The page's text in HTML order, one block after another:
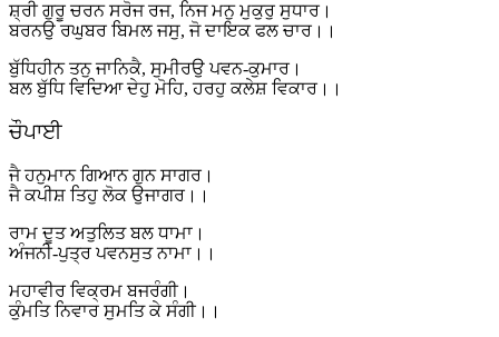
ਸ਼੍ਰੀ ਗੁਰੂ ਚਰਨ ਸਰੋਜ ਰਜ, ਨਿਜ ਮਨੁ ਮੁਕੁਰੁ ਸੁਧਾਰ।
ਬਰਨਉ ਰਘੁਬਰ ਬਿਮਲ ਜਸੁ, ਜੋ ਦਾਇਕ ਫਲ ਚਾਰ।।
ਬੁੱਧਿਹੀਨ ਤਨੁ ਜਾਨਿਕੈ, ਸੁਮੀਰਉ ਪਵਨ-ਕੁਮਾਰ।
ਬਲ ਬੁੱਧਿ ਵਿਦਿਆ ਦੇਹੁ ਮੋਹਿ, ਹਰਹੁ ਕਲੇਸ਼ ਵਿਕਾਰ।।
ਚੌਪਾਈ
ਜੈ ਹਨੁਮਾਨ ਗਿਆਨ ਗੁਨ ਸਾਗਰ।
ਜੈ ਕਪੀਸ਼ ਤਿਹੁ ਲੋਕ ਉਜਾਗਰ।।
ਰਾਮ ਦੂਤ ਅਤੁਲਿਤ ਬਲ ਧਾਮਾ।
ਅੰਜਨੀ-ਪੁਤ੍ਰ ਪਵਨਸੁਤ ਨਾਮਾ।।
ਮਹਾਵੀਰ ਵਿਕ੍ਰਮ ਬਜਰੰਗੀ।
ਕੁੰਮਤਿ ਨਿਵਾਰ ਸੁਮਤਿ ਕੇ ਸੰਗੀ।।